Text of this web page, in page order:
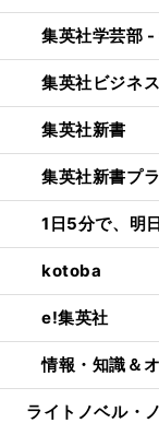
集英社学芸部
集英社ビジネ
集英社新書
集英社新書プ
1日5分で、明
kotoba
e!集英社
情報・知識＆
ライトノベル・